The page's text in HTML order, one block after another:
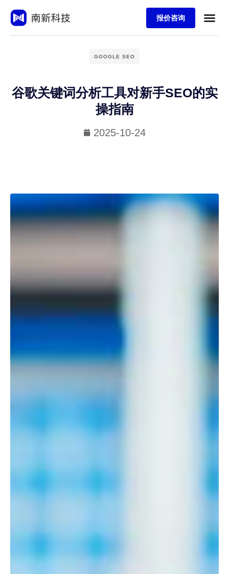
报价咨询
GOOGLE SEO
谷歌关键词分析工具对新手SEO的实
操指南
2025-10-24